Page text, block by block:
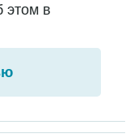
этом в